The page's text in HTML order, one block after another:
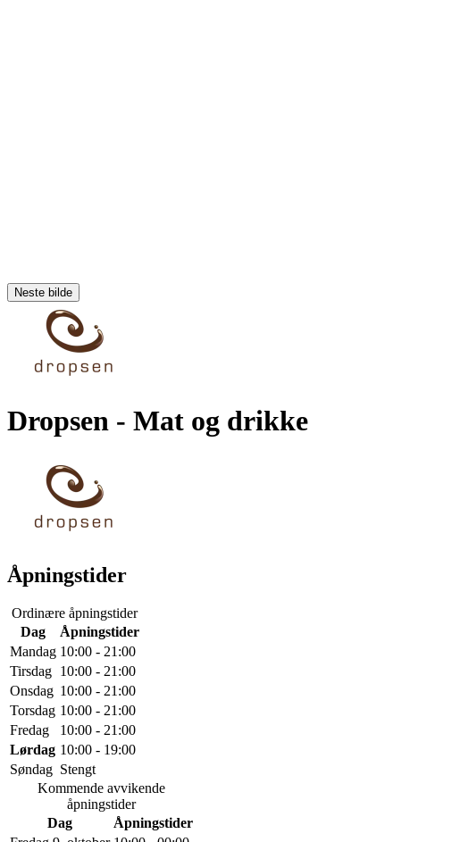
Neste bilde
Dropsen - Mat og drikke
Åpningstider
Ordinære åpningstider
Dag
Åpningstider
Mandag 10:00 - 21:00
Tirsdag 10:00 - 21:00
Onsdag 10:00 - 21:00
Torsdag 10:00 - 21:00
Fredag
10:00 - 21:00
Lørdag 10:00 - 19:00
Søndag Stengt
Kommende avvikende
åpningstider
Dag
Åpningstider